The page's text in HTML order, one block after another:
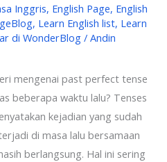
Inggris, English Page, English
, Learn English list, Learn
di WonderBlog /Andin
mengenai past perfect tense
beberapa waktu lalu? Tenses
kejadian yang sudah
di masa lalu bersamaan
berlangsung. Hal ini sering